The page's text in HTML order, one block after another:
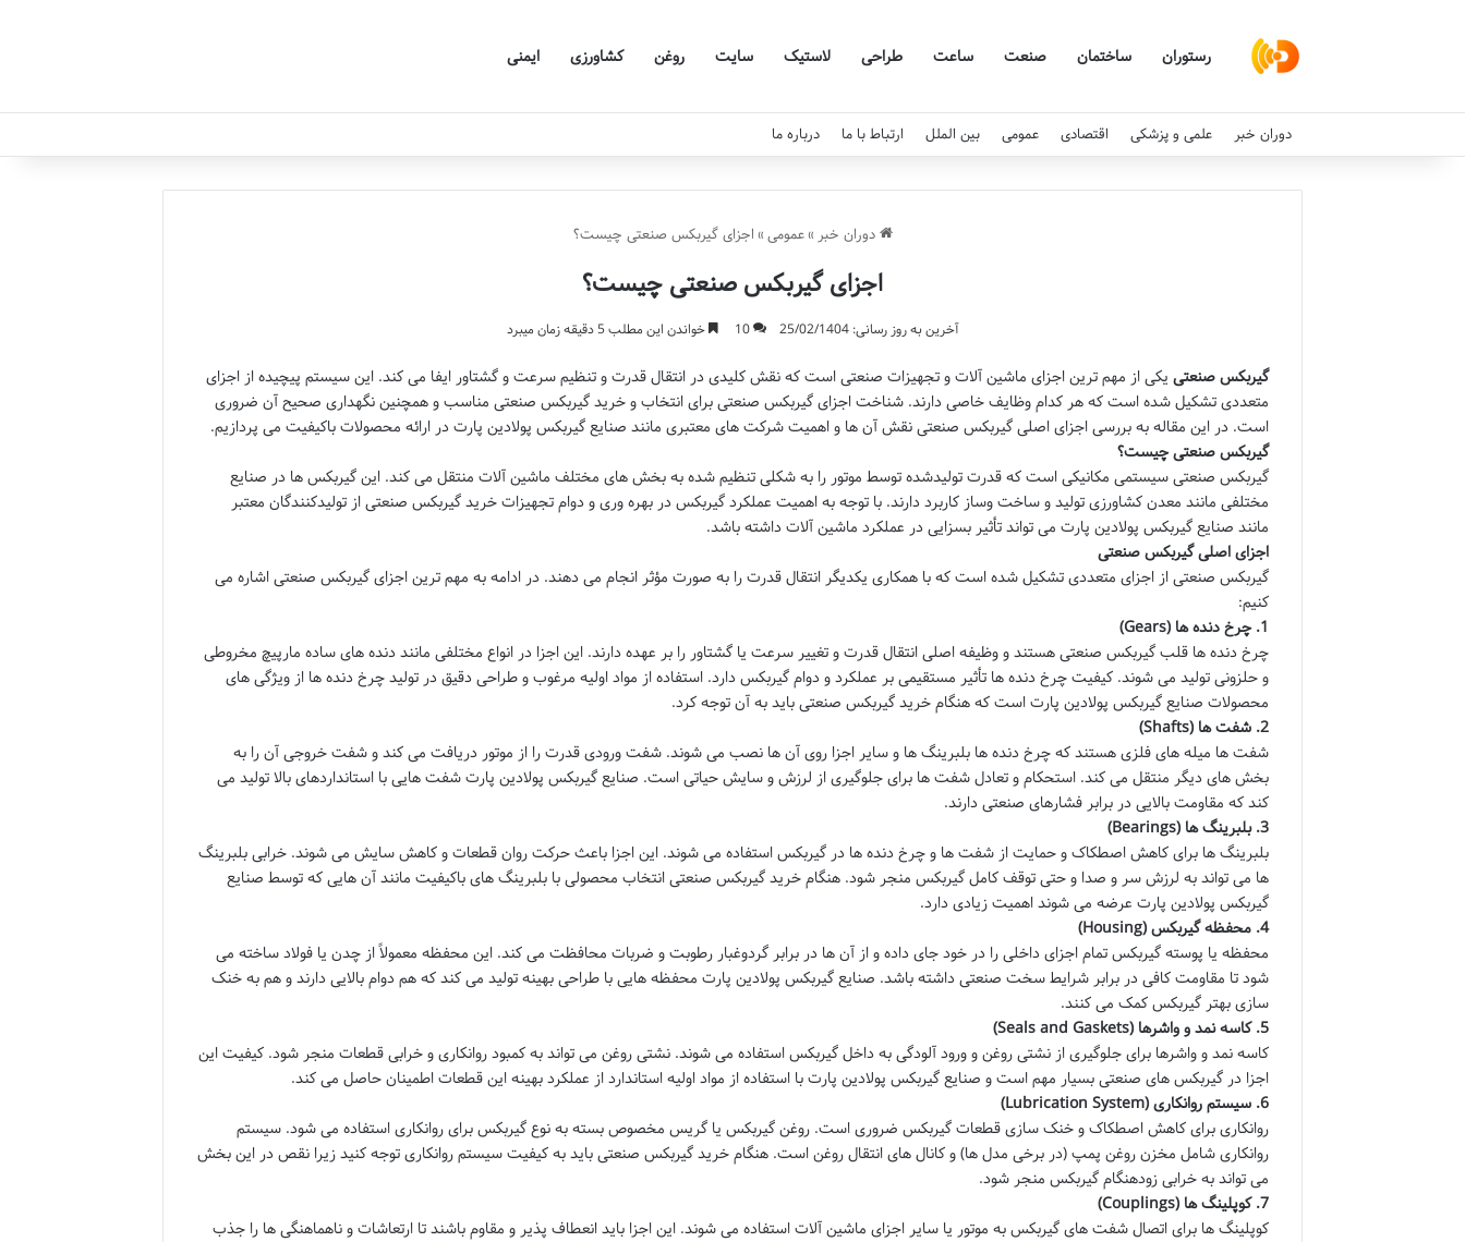
رستوران ساختمان صنعت ساعت طراحی لاستیک سایت روغن کشاورزی ایمنی
دوران خبر علمی و پزشکی اقتصادی عمومی بین الملل ارتباط با ما درباره ما
دوران خبر »عمومی » اجزای گیربکس صنعتی چیست؟
اجزای گیربکس صنعتی چیست؟
آخرین به روز رسانی: 25/02/1404 10 خواندن این مطلب 5 دقیقه زمان میبرد
گیربکس صنعتی یکی از مهم ترین اجزای ماشین آلات و تجهیزات صنعتی است که نقش کلیدی در انتقال قدرت و تنظیم سرعت و گشتاور ایفا می کند. این سیستم پیچیده از اجزای
متعددی تشکیل شده است که هر کدام وظایف خاصی دارند. شناخت اجزای گیربکس صنعتی برای انتخاب وخرید گیربکس صنعتی مناسب و همچنین نگهداری صحیح آن ضروری
است. در این مقاله به بررسی اجزای اصلی گیربکس صنعتی نقش آن ها و اهمیت شرکت های معتبری مانند صنایع گیربکس پولادین پارت در ارائه محصولات باکیفیت می پردازیم.
گیربکس صنعتی چیست؟
گیربکس صنعتی سیستمی مکانیکی است که قدرت تولیدشده توسط موتور را به شکلی تنظیم شده به بخش های مختلف ماشین آلات منتقل می کند. این گیربکس ها در صنایع
مختلفی مانند معدن کشاورزی تولید و ساخت وساز کاربرد دارند. با توجه به اهمیت عملکرد گیربکس در بهره وری و دوام تجهیزاتخرید گیربکس صنعتیاز تولیدکنندگان معتبر
مانند صنایع گیربکس پولادین پارت می تواند تأثیر بسزایی در عملکرد ماشین آلات داشته باشد.
اجزای اصلی گیربکس صنعتی
گیربکس صنعتی از اجزای متعددی تشکیل شده است که با همکاری یکدیگر انتقال قدرت را به صورت مؤثر انجام می دهند. در ادامه به مهم ترین اجزای گیربکس صنعتی اشاره می
کنیم:
1. چرخ دنده ها (Gears)
چرخ دنده ها قلب گیربکس صنعتی هستند و وظیفه اصلی انتقال قدرت و تغییر سرعت یا گشتاور را بر عهده دارند. این اجزا در انواع مختلفی مانند دنده های ساده مارپیچ مخروطی
و حلزونی تولید می شوند. کیفیت چرخ دنده ها تأثیر مستقیمی بر عملکرد و دوام گیربکس دارد. استفاده از مواد اولیه مرغوب و طراحی دقیق در تولید چرخ دنده ها از ویژگی های
محصولات صنایع گیربکس پولادین پارتاست که هنگامخرید گیربکس صنعتیباید به آن توجه کرد.
2. شفت ها (Shafts)
شفت ها میله های فلزی هستند که چرخ دنده ها بلبرینگ ها و سایر اجزا روی آن ها نصب می شوند. شفت ورودی قدرت را از موتور دریافت می کند و شفت خروجی آن را به
بخش های دیگر منتقل می کند. استحکام و تعادل شفت ها برای جلوگیری از لرزش و سایش حیاتی است. صنایع گیربکس پولادین پارتشفت هایی با استانداردهای بالا تولید می
کند که مقاومت بالایی در برابر فشارهای صنعتی دارند.
3. بلبرینگ ها (Bearings)
بلبرینگ ها برای کاهش اصطکاک و حمایت از شفت ها و چرخ دنده ها در گیربکس استفاده می شوند. این اجزا باعث حرکت روان قطعات و کاهش سایش می شوند. خرابی بلبرینگ
ها می تواند به لرزش سر و صدا و حتی توقف کامل گیربکس منجر شود. هنگامخرید گیربکس صنعتیانتخاب محصولی با بلبرینگ های باکیفیت مانند آن هایی که توسط صنایع
گیربکس پولادین پارت عرضه می شوند اهمیت زیادی دارد.
4. محفظه گیربکس (Housing)
محفظه یا پوسته گیربکس تمام اجزای داخلی را در خود جای داده و از آن ها در برابر گردوغبار رطوبت و ضربات محافظت می کند. این محفظه معمولاً از چدن یا فولاد ساخته می
شود تا مقاومت کافی در برابر شرایط سخت صنعتی داشته باشد. صنایع گیربکس پولادین پارت محفظه هایی با طراحی بهینه تولید می کند که هم دوام بالایی دارند و هم به خنک
سازی بهتر گیربکس کمک می کنند.
5. کاسه نمد و واشرها (Seals and Gaskets)
کاسه نمد و واشرها برای جلوگیری از نشتی روغن و ورود آلودگی به داخل گیربکس استفاده می شوند. نشتی روغن می تواند به کمبود روانکاری و خرابی قطعات منجر شود. کیفیت این
اجزا در گیربکس های صنعتی بسیار مهم است و صنایع گیربکس پولادین پارتبا استفاده از مواد اولیه استاندارد از عملکرد بهینه این قطعات اطمینان حاصل می کند.
6. سیستم روانکاری (Lubrication System)
روانکاری برای کاهش اصطکاک و خنک سازی قطعات گیربکس ضروری است. روغن گیربکس یا گریس مخصوص بسته به نوع گیربکس برای روانکاری استفاده می شود. سیستم
روانکاری شامل مخزن روغن پمپ (در برخی مدل ها) و کانال های انتقال روغن است. هنگامخرید گیربکس صنعتیباید به کیفیت سیستم روانکاری توجه کنید زیرا نقص در این بخش
می تواند به خرابی زودهنگام گیربکس منجر شود.
7. کوپلینگ ها (Couplings)
کوپلینگ ها برای اتصال شفت های گیربکس به موتور یا سایر اجزای ماشین آلات استفاده می شوند. این اجزا باید انعطاف پذیر و مقاوم باشند تا ارتعاشات و ناهماهنگی ها را جذب